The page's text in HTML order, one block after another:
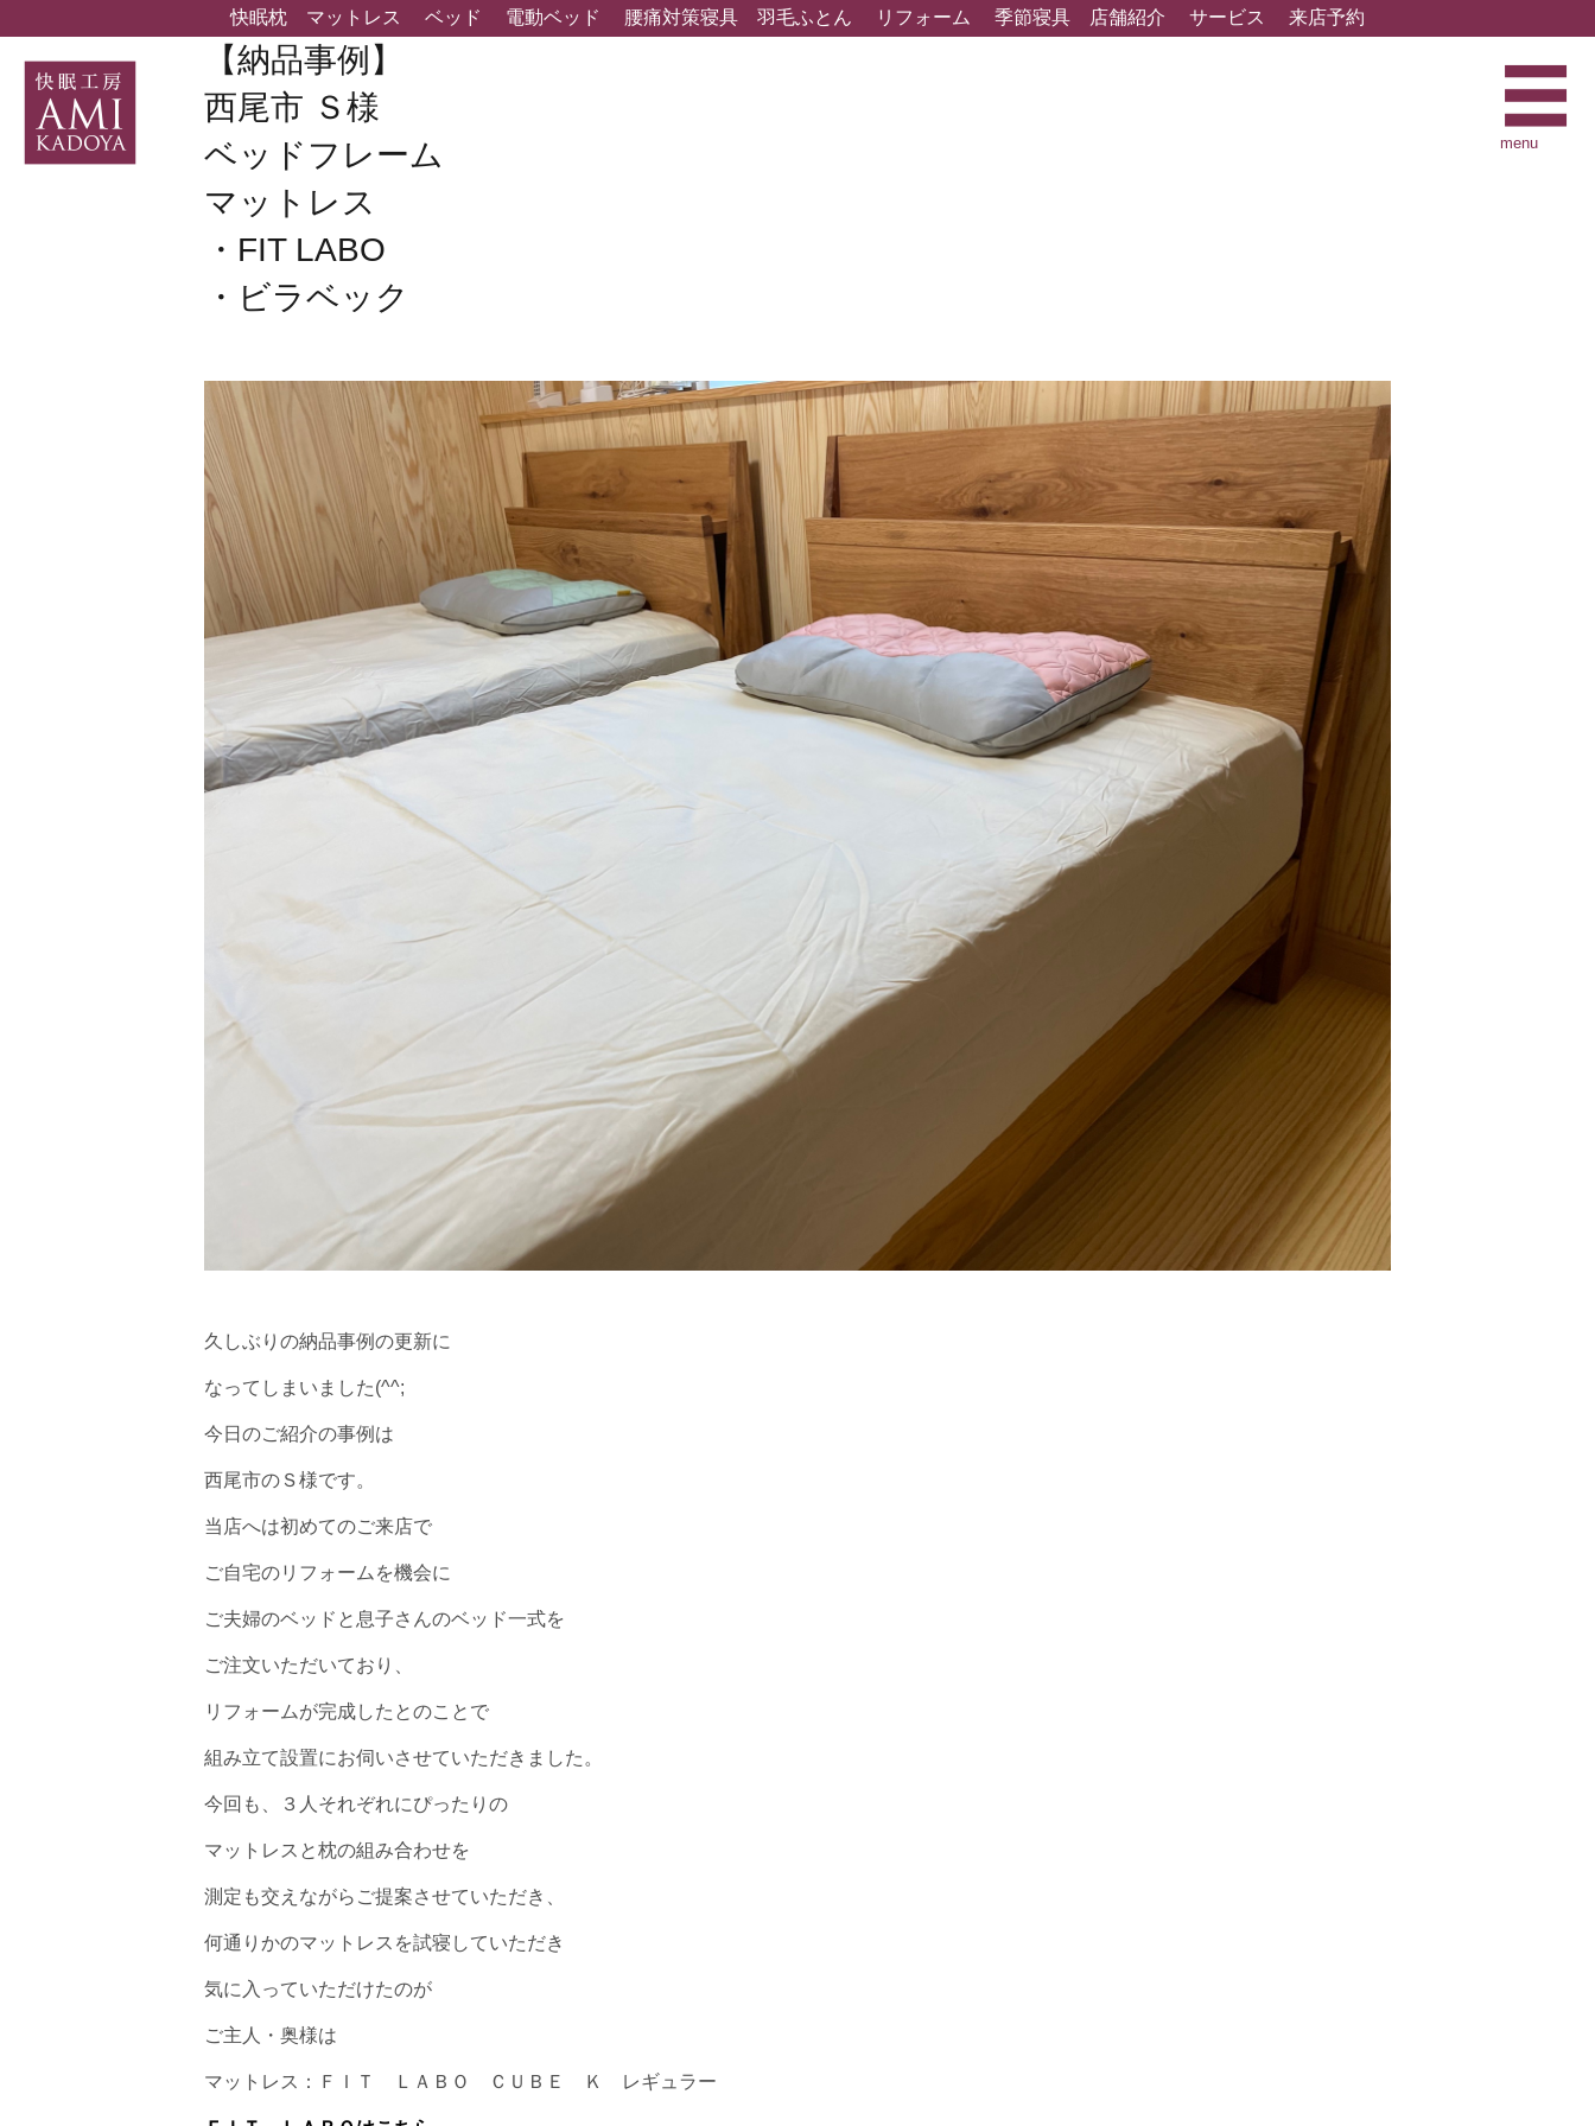
快眠枕 マットレス ベッド 電動ベッド 腰痛対策寝具 羽毛ふとん リフォーム 季節寝具 店舗紹介 サービス 来店予約
menu
【納品事例】
西尾市 Ｓ様
ベッドフレーム
マットレス
・FIT LABO
・ビラベック
久しぶりの納品事例の更新に
なってしまいました(^^;
今日のご紹介の事例は
西尾市のＳ様です。
当店へは初めてのご来店で
ご自宅のリフォームを機会に
ご夫婦のベッドと息子さんのベッド一式を
ご注文いただいており、
リフォームが完成したとのことで
組み立て設置にお伺いさせていただきました。
今回も、３人それぞれにぴったりの
マットレスと枕の組み合わせを
測定も交えながらご提案させていただき、
何通りかのマットレスを試寝していただき
気に入っていただけたのが
ご主人・奥様は
マットレス：ＦＩＴ ＬＡＢＯ ＣＵＢＥ Ｋ レギュラー